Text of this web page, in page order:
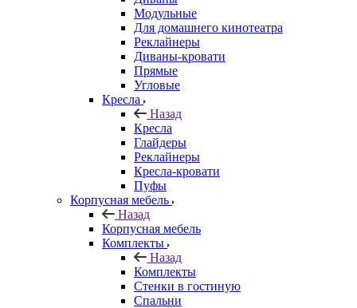
Модульные
Для домашнего кинотеатра
Реклайнеры
Диваны-кровати
Прямые
Угловые
Кресла
Назад
Кресла
Глайдеры
Реклайнеры
Кресла-кровати
Пуфы
Корпусная мебель
Назад
Корпусная мебель
Комплекты
Назад
Комплекты
Стенки в гостиную
Спальни